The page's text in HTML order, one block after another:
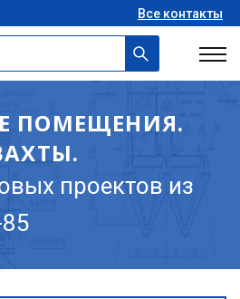
Все контакты
ПОМЕЩЕНИЯ.
проектов из